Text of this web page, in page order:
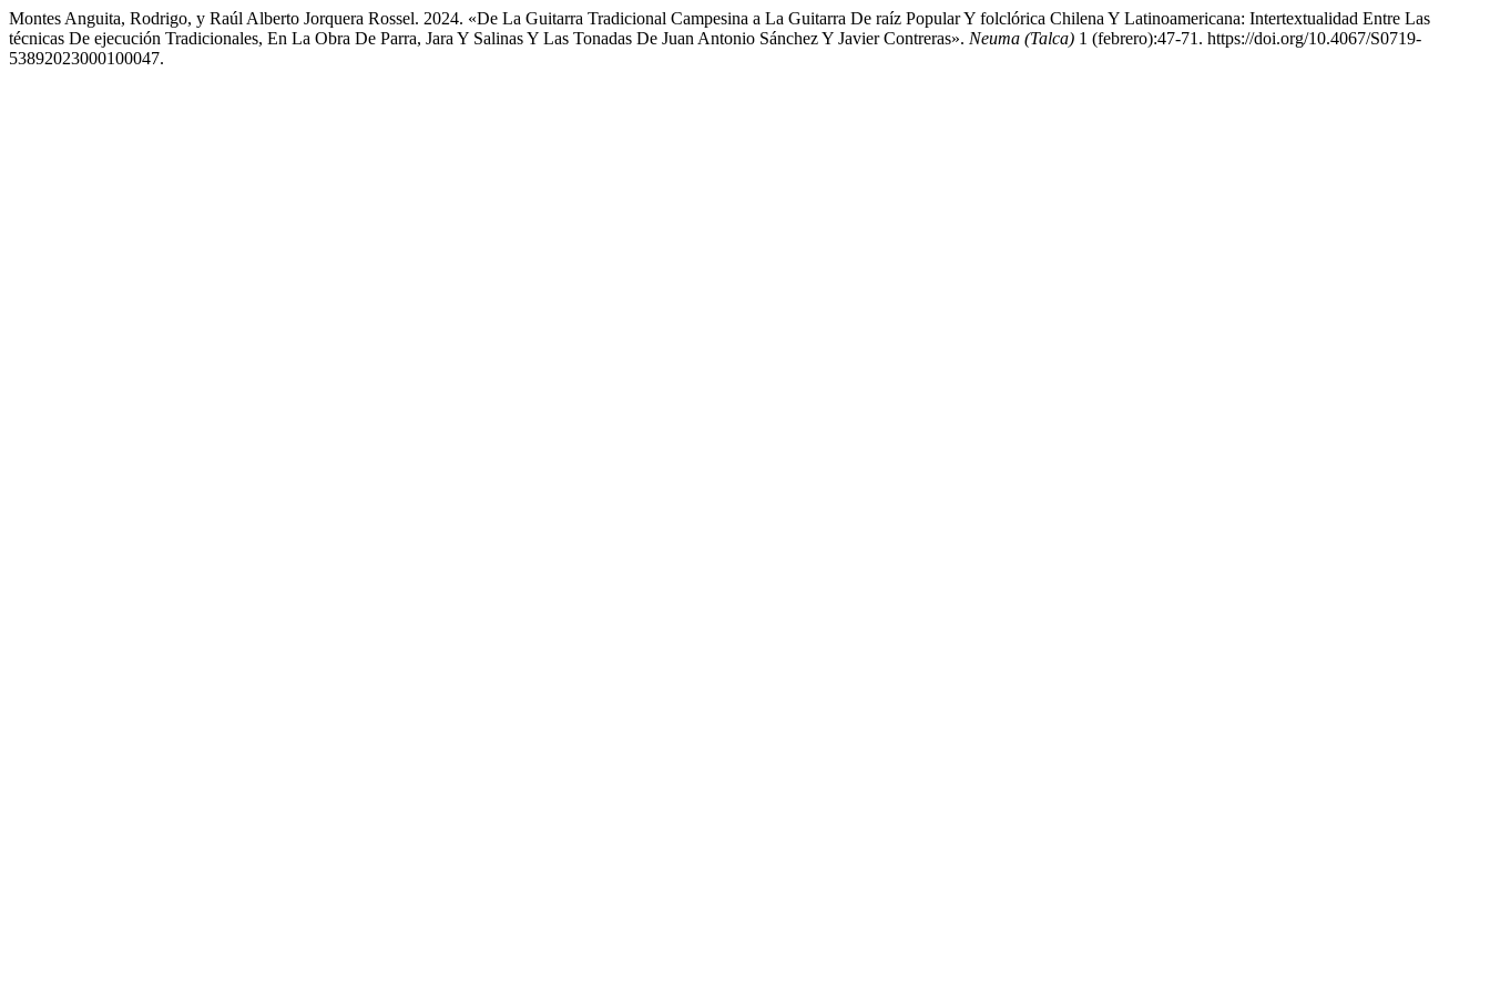
Montes Anguita, Rodrigo, y Raúl Alberto Jorquera Rossel. 2024. «De La Guitarra Tradicional Campesina a La Guitarra De raíz Popular Y folclórica Chilena Y Latinoamericana: Intertextualidad Entre Las
técnicas De ejecución Tradicionales, En La Obra De Parra, Jara Y Salinas Y Las Tonadas De Juan Antonio Sánchez Y Javier Contreras». Neuma (Talca) 1 (febrero):47-71. https://doi.org/10.4067/S0719-
53892023000100047.